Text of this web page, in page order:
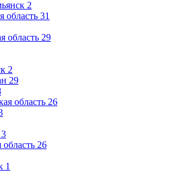
2
область 31
область 29
2
29
область 26
3
26
1